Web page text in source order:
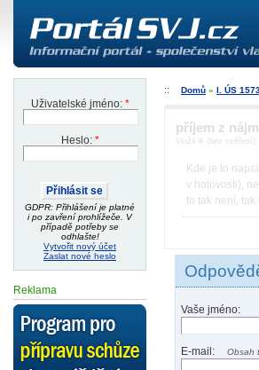
Uživatelské jméno: *
Heslo: *
GDPR: Přihlášení je platné
i po zavření prohlížeče. V
případě potřeby se
odhlašte!
Vytvořit nový účet
Zaslat nové heslo
Reklama
Domů » I. ÚS
příjem z
Vložil ik (bez
Kde je to
v hotovosti),
to tak není,
Vaše jméno:
E-mail: Obsah